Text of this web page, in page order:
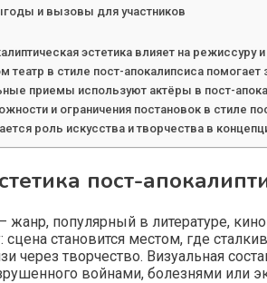
и вызовы для участников
эстетика влияет на
театр в стиле пост-апокалипсиса
приемы используют актёры в пост-
и ограничения постановок в стиле
роль искусства и творчества в
пост-
жанр, популярный в литературе,
становится местом, где
через творчество. Визуальная
войнами, болезнями или